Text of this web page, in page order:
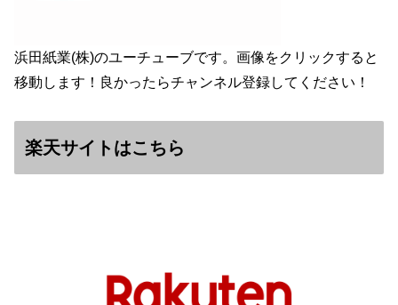
浜田紙業(株)のユーチューブです。画像をクリックすると
移動します！良かったらチャンネル登録してください！
楽天サイトはこちら